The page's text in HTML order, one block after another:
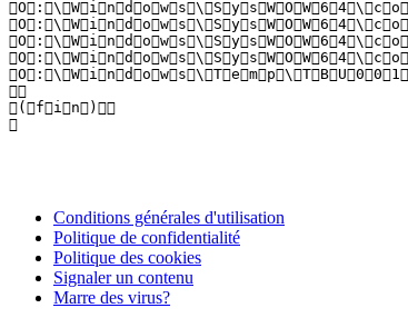
Conditions générales d'utilisation
Politique de confidentialité
Politique des cookies
Signaler un contenu
Marre des virus?